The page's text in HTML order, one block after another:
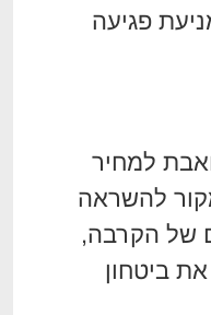
פגיעה
תזכורת כואבת למחיר
להשראה
של הקרבה,
ביטחון